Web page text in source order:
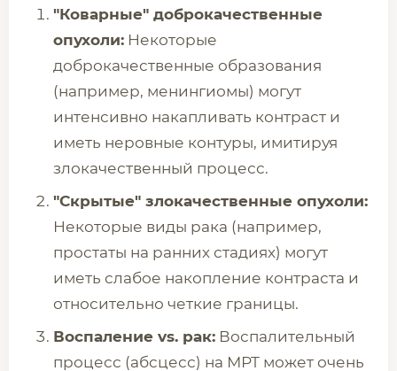
"Коварные" доброкачественные
опухоли: Некоторые
доброкачественные образования
(например, менингиомы) могут
интенсивно накапливать контраст и
иметь неровные контуры, имитируя
злокачественный процесс.
"Скрытые" злокачественные опухоли:
Некоторые виды рака (например,
простаты на ранних стадиях) могут
иметь слабое накопление контраста и
относительно четкие границы.
Воспаление vs. рак: Воспалительный
процесс (абсцесс) на МРТ может очень